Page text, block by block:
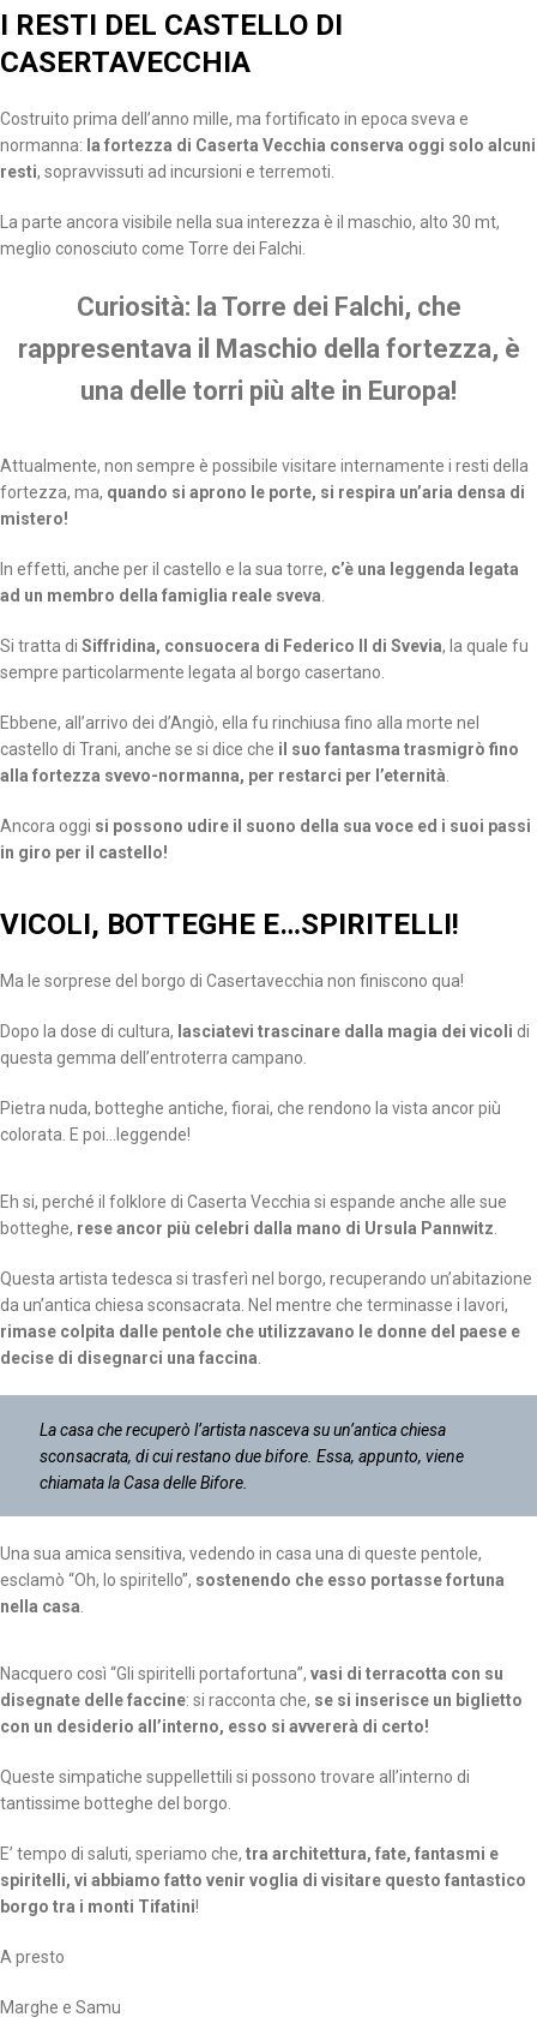
I RESTI DEL CASTELLO DI
CASERTAVECCHIA
Costruito prima dell’anno mille, ma fortificato in epoca sveva e
normanna: la fortezza di Caserta Vecchia conserva oggi solo alcuni
resti, sopravvissuti ad incursioni e terremoti.
La parte ancora visibile nella sua interezza è il maschio, alto 30 mt,
meglio conosciuto come Torre dei Falchi.
Curiosità: la Torre dei Falchi, che
rappresentava il Maschio della fortezza, è
una delle torri più alte in Europa!
Attualmente, non sempre è possibile visitare internamente i resti della
fortezza, ma, quando si aprono le porte, si respira un’aria densa di
mistero!
In effetti, anche per il castello e la sua torre, c’è una leggenda legata
ad un membro della famiglia reale sveva.
Si tratta di Siffridina, consuocera di Federico II di Svevia, la quale fu
sempre particolarmente legata al borgo casertano.
Ebbene, all’arrivo dei d’Angiò, ella fu rinchiusa fino alla morte nel
castello di Trani, anche se si dice che il suo fantasma trasmigrò fino
alla fortezza svevo-normanna, per restarci per l’eternità.
Ancora oggi si possono udire il suono della sua voce ed i suoi passi
in giro per il castello!
VICOLI, BOTTEGHE E…SPIRITELLI!
Ma le sorprese del borgo di Casertavecchia non finiscono qua!
Dopo la dose di cultura, lasciatevi trascinare dalla magia dei vicoli di
questa gemma dell’entroterra campano.
Pietra nuda, botteghe antiche, fiorai, che rendono la vista ancor più
colorata. E poi…leggende!
Eh si, perché il folklore di Caserta Vecchia si espande anche alle sue
botteghe, rese ancor più celebri dalla mano di Ursula Pannwitz.
Questa artista tedesca si trasferì nel borgo, recuperando un’abitazione
da un’antica chiesa sconsacrata. Nel mentre che terminasse i lavori,
rimase colpita dalle pentole che utilizzavano le donne del paese e
decise di disegnarci una faccina.
La casa che recuperò l’artista nasceva su un’antica chiesa
sconsacrata, di cui restano due bifore. Essa, appunto, viene
chiamata la Casa delle Bifore.
Una sua amica sensitiva, vedendo in casa una di queste pentole,
esclamò “Oh, lo spiritello”, sostenendo che esso portasse fortuna
nella casa.
Nacquero così “Gli spiritelli portafortuna”, vasi di terracotta con su
disegnate delle faccine: si racconta che, se si inserisce un biglietto
con un desiderio all’interno, esso si avvererà di certo!
Queste simpatiche suppellettili si possono trovare all’interno di
tantissime botteghe del borgo.
E’ tempo di saluti, speriamo che, tra architettura, fate, fantasmi e
spiritelli, vi abbiamo fatto venir voglia di visitare questo fantastico
borgo tra i monti Tifatini!
A presto
Marghe e Samu